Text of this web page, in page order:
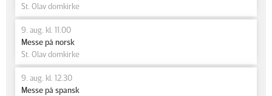
St. Olav domkirke
9. aug. kl. 11.00
Messe på norsk
St. Olav domkirke
9. aug. kl. 12.30
Messe på spansk